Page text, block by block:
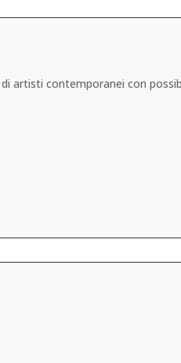
artisti contemporanei con